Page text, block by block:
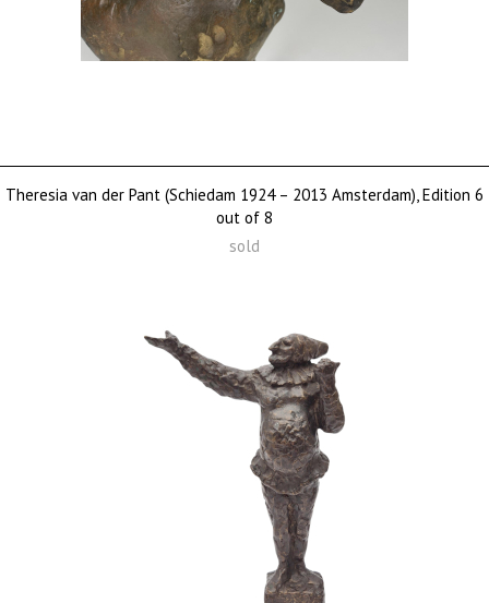
Theresia van der Pant (Schiedam 1924 – 2013 Amsterdam), Edition 6
out of 8
sold